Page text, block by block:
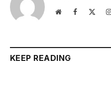
WebsiteFacebook
KEEP READING